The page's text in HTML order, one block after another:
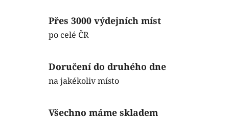
Přes 3000 výdejních míst
po celé ČR
Doručení do druhého dne
na jakékoliv místo
Všechno máme skladem